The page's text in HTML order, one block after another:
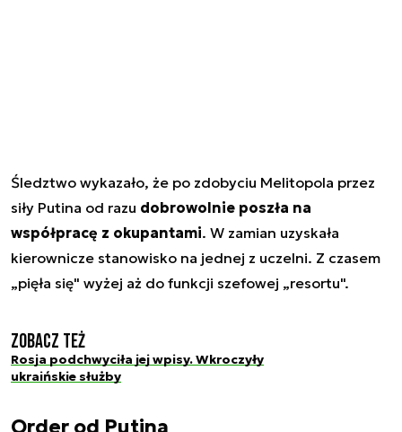
Śledztwo wykazało, że po zdobyciu Melitopola przez
siły Putina od razu dobrowolnie poszła na
współpracę z okupantami. W zamian uzyskała
kierownicze stanowisko na jednej z uczelni. Z czasem
„pięła się" wyżej aż do funkcji szefowej „resortu".
Zobacz też
Rosja podchwyciła jej wpisy. Wkroczyły
ukraińskie służby
Order od Putina